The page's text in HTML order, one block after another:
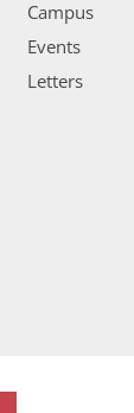
Campus
Events
Letters